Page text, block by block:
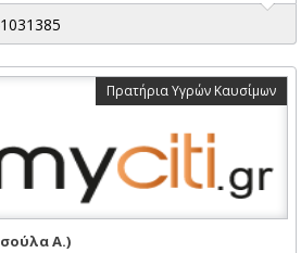
Πρατήρια Υγρών Καυσίμων
Α.)